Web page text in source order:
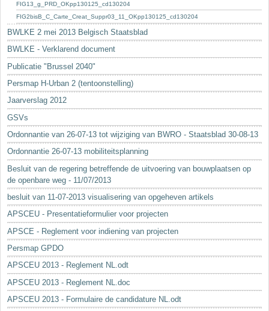
FIG13_g_PRD_OKpp130125_cd130204
FIG2bisB_C_Carte_Creat_Suppr03_11_OKpp130125_cd130204
BWLKE 2 mei 2013 Belgisch Staatsblad
BWLKE - Verklarend document
Publicatie "Brussel 2040"
Persmap H-Urban 2 (tentoonstelling)
Jaarverslag 2012
GSVs
Ordonnantie van 26-07-13 tot wijziging van BWRO - Staatsblad 30-08-13
Ordonnantie 26-07-13 mobiliteitsplanning
Besluit van de regering betreffende de uitvoering van bouwplaatsen op
de openbare weg - 11/07/2013
besluit van 11-07-2013 visualisering van opgeheven artikels
APSCEU - Presentatieformulier voor projecten
APSCE - Reglement voor indiening van projecten
Persmap GPDO
APSCEU 2013 - Reglement NL.odt
APSCEU 2013 - Reglement NL.doc
APSCEU 2013 - Formulaire de candidature NL.odt